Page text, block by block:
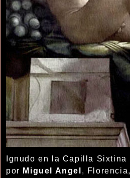
Ignudo en la Capilla Sixtina
por Miguel Angel , Florencia,